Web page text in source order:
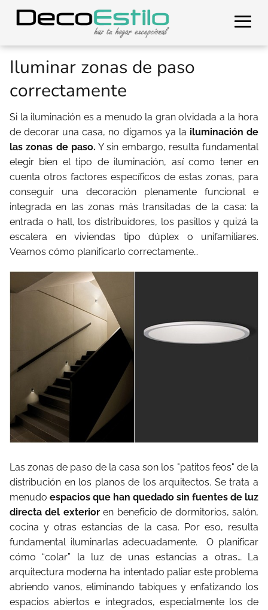
Iluminar zonas de paso
correctamente
Si la iluminación es a menudo la gran olvidada a la hora
de decorar una casa, no digamos ya la iluminación de
las zonas de paso. Y sin embargo, resulta fundamental
elegir bien el tipo de iluminación, así como tener en
cuenta otros factores específicos de estas zonas, para
conseguir una decoración plenamente funcional e
integrada en las zonas más transitadas de la casa: la
entrada o hall, los distribuidores, los pasillos y quizá la
escalera en viviendas tipo dúplex o unifamiliares.
Veamos cómo planificarlo correctamente…
Las zonas de paso de la casa son los "patitos feos" de la
distribución en los planos de los arquitectos. Se trata a
menudo espacios que han quedado sin fuentes de luz
directa del exterioren beneficio de dormitorios, salón,
cocina y otras estancias de la casa. Por eso, resulta
fundamental iluminarlas adecuadamente. O planificar
cómo “colar” la luz de unas estancias a otras… La
arquitectura moderna ha intentado paliar este problema
abriendo vanos, eliminando tabiques y enfatizando los
espacios abiertos e integrados, especialmente los de